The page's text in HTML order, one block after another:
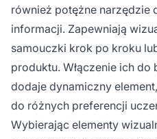
również potężne narzędzie
informacji. Zapewniają
samouczki krok po kroku
produktu. Włączenie ich
dodaje dynamiczny
do różnych preferencji
Wybierając elementy